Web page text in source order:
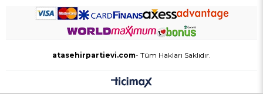
atasehirpartievi.com- Tüm Hakları Saklıdır.